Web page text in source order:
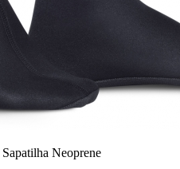
Sapatilha Neoprene